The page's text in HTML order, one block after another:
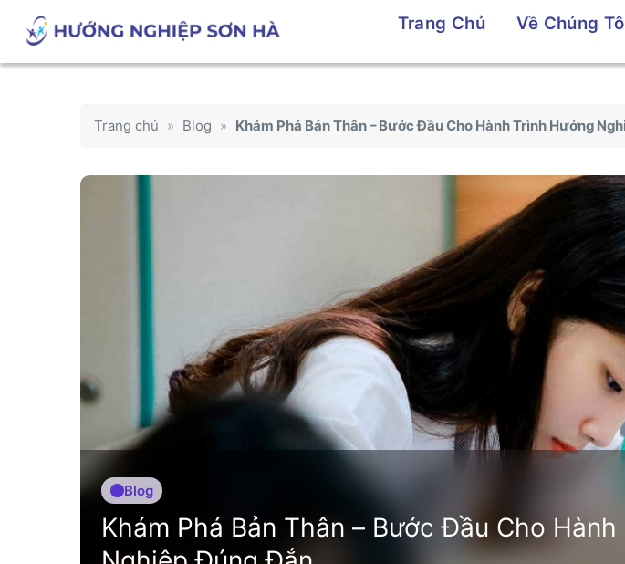
dung
Trang Chủ Về Chúng
Trang chủ » Blog » Khám Phá Bản Thân – Bước Đầu Cho Hành Trình Hướng
Blog
Khám Phá Bản Thân – Bước Đầu Cho